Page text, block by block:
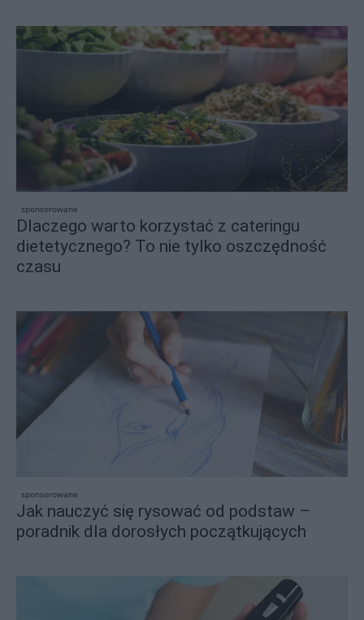
sponsorowane
Dlaczego warto korzystać z cateringu
dietetycznego? To nie tylko oszczędność
czasu
sponsorowane
Jak nauczyć się rysować od podstaw –
poradnik dla dorosłych początkujących